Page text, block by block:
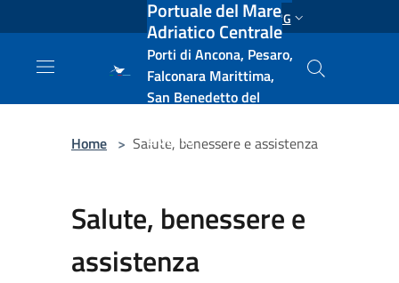
Salta al contenuto principale ENG
Portuale del Mare
Adriatico Centrale
Porti di Ancona, Pesaro,
Falconara Marittima,
San Benedetto del
e Vasto
Home > Salute, benessere e assistenza
Salute, benessere e
assistenza